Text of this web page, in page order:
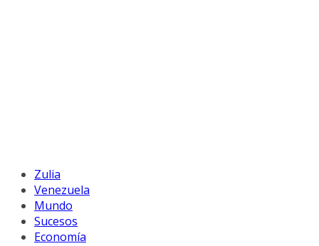
Zulia
Venezuela
Mundo
Sucesos
Economía